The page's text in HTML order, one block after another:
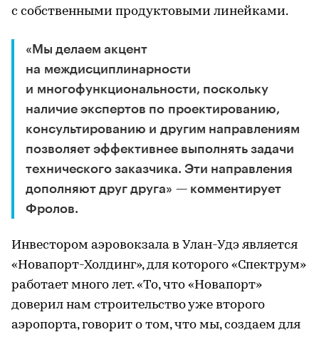
с собственными продуктовыми линейками.
«Мы делаем акцент
на междисциплинарности
и многофункциональности, поскольку
наличие экспертов по проектированию,
консультированию и другим направлениям
позволяет эффективнее выполнять задачи
технического заказчика. Эти направления
дополняют друг друга» — комментирует
Фролов.
Инвестором аэровокзала в Улан-Удэ является
«Новапорт-Холдинг», для которого «Спектрум»
работает много лет. «То, что «Новапорт»
доверил нам строительство уже второго
аэропорта, говорит о том, что мы, создаем для